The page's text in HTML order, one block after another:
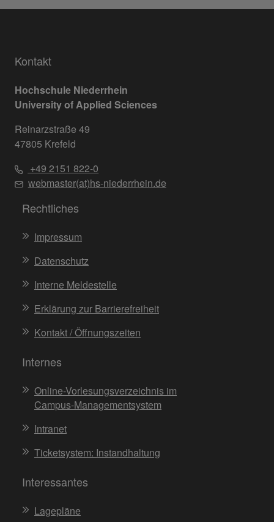
Kontakt
Hochschule Niederrhein
University of Applied Sciences
Reinarzstraße 49
47805 Krefeld
+49 2151 822-0
webmaster(at)hs-niederrhein.de
Rechtliches
Impressum
Datenschutz
Interne Meldestelle
Erklärung zur Barrierefreiheit
Kontakt / Öffnungszeiten
Internes
Online-Vorlesungsverzeichnis im
Campus-Managementsystem
Intranet
Ticketsystem: Instandhaltung
Interessantes
Lagepläne